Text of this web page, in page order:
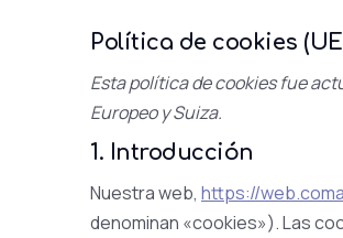
Política de cookies
Esta política de cookies fue
Europeo y Suiza.
1. Introducción
Nuestra web, https://
denominan «cookies»). Las